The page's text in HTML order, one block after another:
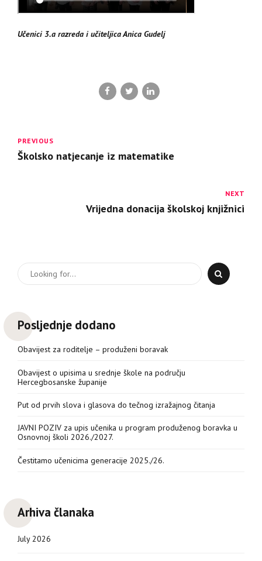
Učenici 3.a razreda i učiteljica Anica Gudelj
PREVIOUS
Školsko natjecanje iz matematike
NEXT
Vrijedna donacija školskoj knjižnici
Posljednje dodano
Obavijest za roditelje – produženi boravak
Obavijest o upisima u srednje škole na području
Hercegbosanske županije
Put od prvih slova i glasova do tečnog izražajnog čitanja
JAVNI POZIV za upis učenika u program produženog boravka u
Osnovnoj školi 2026./2027.
Čestitamo učenicima generacije 2025./26.
Arhiva članaka
July 2026